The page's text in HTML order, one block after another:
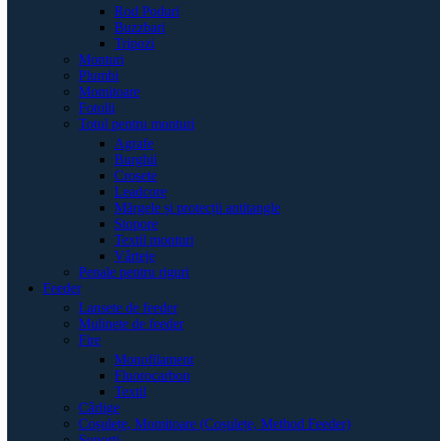
Rod Poduri
Buzzbari
Tripozi
Monturi
Plumbi
Momitoare
Fotolii
Totul pentru monturi
Agrafe
Burghii
Crosete
Leadcore
Mărgele și protecții antitangle
Stopore
Textil monturi
Vârteje
Penale pentru riguri
Feeder
Lansete de feeder
Mulinete de feeder
Fire
Monofilament
Fluorocarbon
Textil
Cârlige
Coșulețe, Momitoare (Coșulețe, Method Feeder)